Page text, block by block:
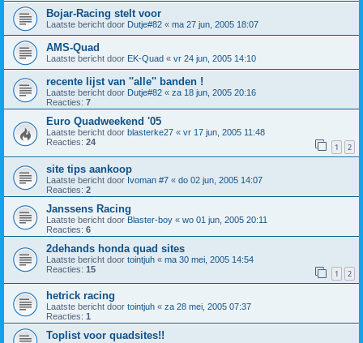
Bojar-Racing stelt voor
Laatste bericht door Dutje#82 « ma 27 jun, 2005 18:07
AMS-Quad
Laatste bericht door EK-Quad « vr 24 jun, 2005 14:10
recente lijst van ''alle'' banden !
Laatste bericht door Dutje#82 « za 18 jun, 2005 20:16
Reacties: 7
Euro Quadweekend '05
Laatste bericht door blasterke27 « vr 17 jun, 2005 11:48
Reacties: 24 1 2
site tips aankoop
Laatste bericht door Ivoman #7 « do 02 jun, 2005 14:07
Reacties: 2
Janssens Racing
Laatste bericht door Blaster-boy « wo 01 jun, 2005 20:11
Reacties: 6
2dehands honda quad sites
Laatste bericht door tointjuh « ma 30 mei, 2005 14:54
Reacties: 15 1 2
hetrick racing
Laatste bericht door tointjuh « za 28 mei, 2005 07:37
Reacties: 1
Toplist voor quadsites!!